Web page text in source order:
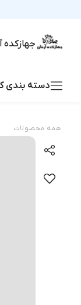
جهازکده
دسته بندی
همه محصولات